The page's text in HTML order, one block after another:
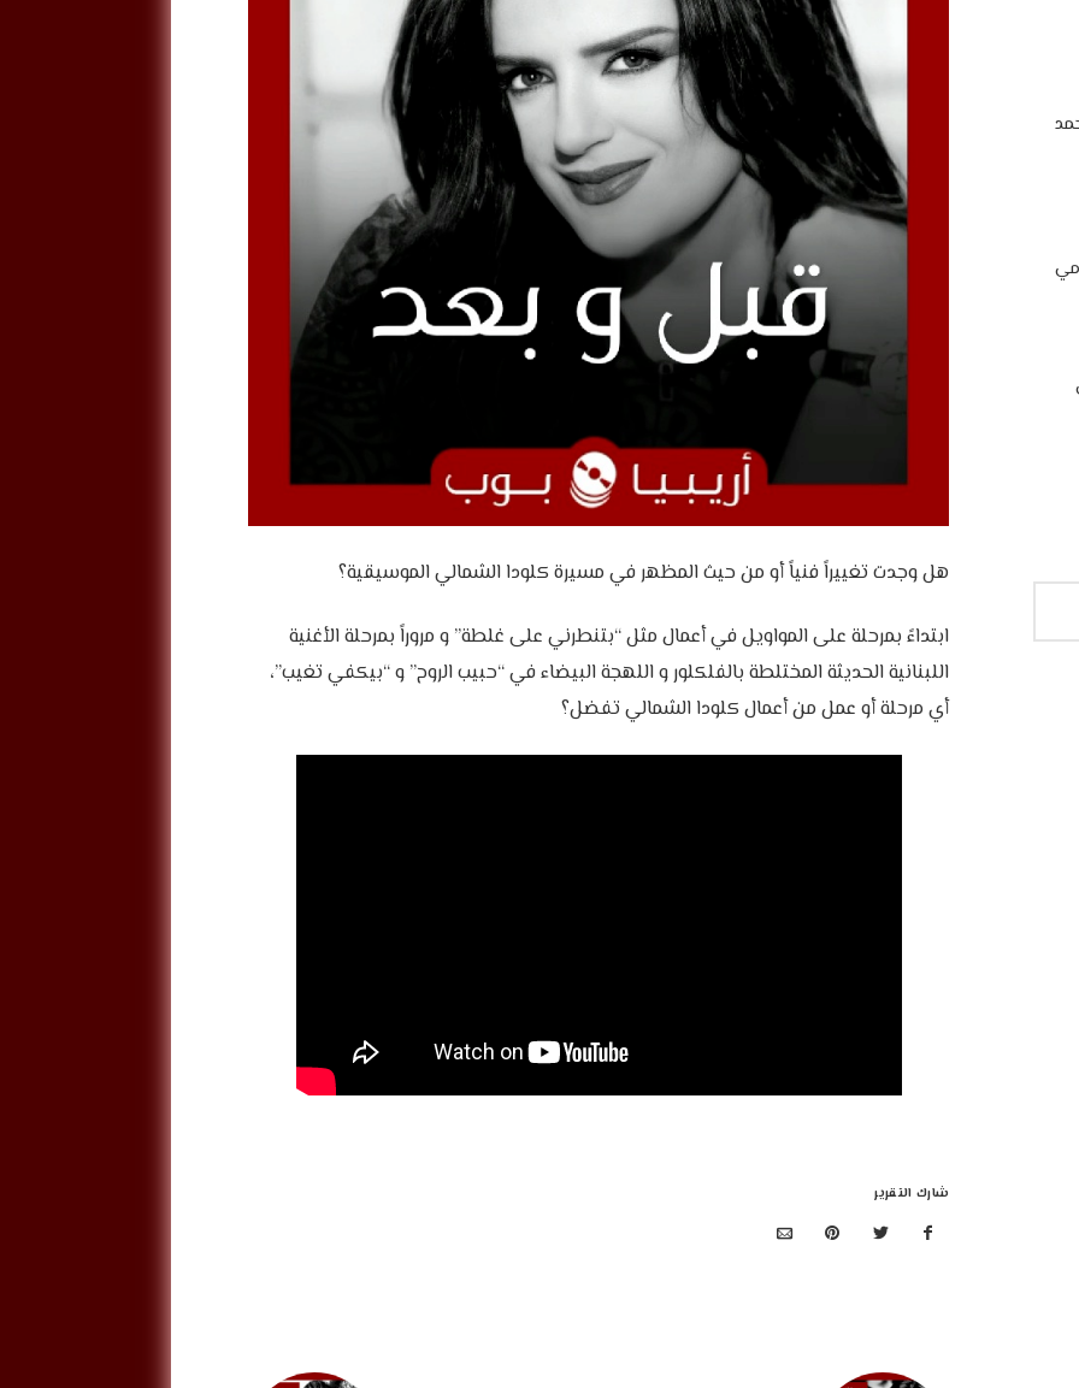
‎ابتداءً بمرحلة على المواويل في أعمال مثل “بتنطرني على غلطة” و مروراً بمرحلة الأغنية
اللبنانية الحديثة المختلطة بالفلكلور و اللهجة البيضاء في “حبيب الروح” و “بيكفي تغيب”،
أي مرحلة أو عمل من أعمال كلودا الشمالي تفضل؟
شارك التقرير